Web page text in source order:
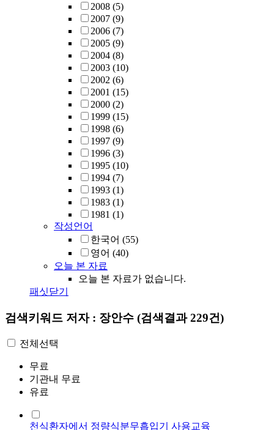
2008 (5)
2007 (9)
2006 (7)
2005 (9)
2004 (8)
2003 (10)
2002 (6)
2001 (15)
2000 (2)
1999 (15)
1998 (6)
1997 (9)
1996 (3)
1995 (10)
1994 (7)
1993 (1)
1983 (1)
1981 (1)
작성언어
한국어 (55)
영어 (40)
오늘 본 자료
오늘 본 자료가 없습니다.
패싯닫기
검색키워드 저자 : 장안수 (검색결과 229건)
전체선택
무료
기관내 무료
유료
천식환자에서 정량식분무흡입기 사용교육